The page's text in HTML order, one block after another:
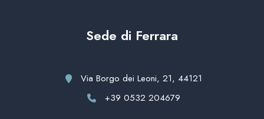
Sede di Ferrara
Via Borgo dei Leoni, 21, 44121
+39 0532 204679